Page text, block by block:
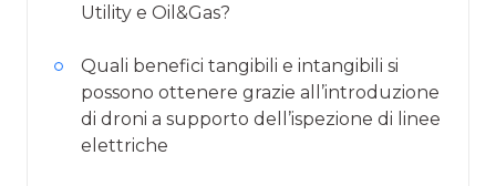
Utility e Oil&Gas?
Quali benefici tangibili e intangibili si
possono ottenere grazie all’introduzione
di droni a supporto dell’ispezione di linee
elettriche